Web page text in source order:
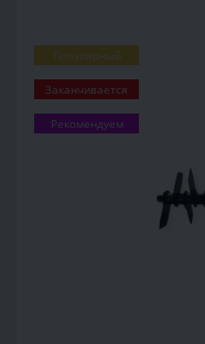
Популярный
Заканчивается
Рекомендуем